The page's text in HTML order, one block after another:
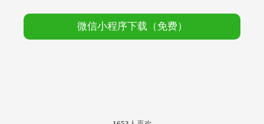
微信小程序下载（免费）